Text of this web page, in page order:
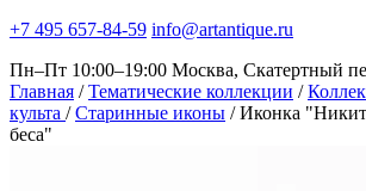
+7 495 657-84-59 info@artantique.ru
Пн–Пт 10:00–19:00 Москва, Скатертный
Главная / Тематические коллекции /
культа / Старинные иконы / Иконка
беса"